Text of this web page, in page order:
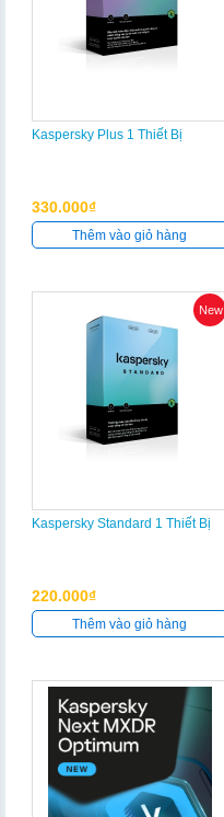
Kaspersky Plus 1 Thiết Bị
330.000₫
Thêm vào giỏ hàng
New
Kaspersky Standard 1 Thiết Bị
220.000₫
Thêm vào giỏ hàng